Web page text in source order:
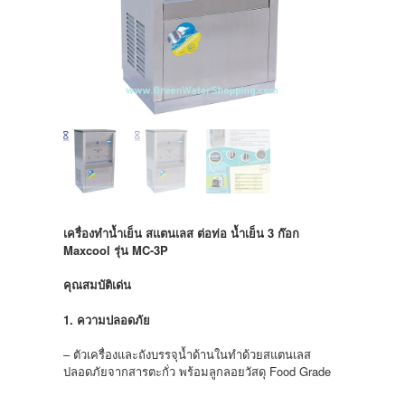
เครื่องทำน้ำเย็น สแตนเลส ต่อท่อ น้ำเย็น 3 ก๊อก
Maxcool รุ่น MC-3P
คุณสมบัติเด่น
1. ความปลอดภัย
– ตัวเครื่องและถังบรรจุน้ำด้านในทำด้วยสแตนเลส
ปลอดภัยจากสารตะกั่ว พร้อมลูกลอยวัสดุ Food Grade